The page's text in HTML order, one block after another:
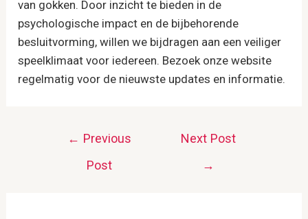
van gokken. Door inzicht te bieden in de
psychologische impact en de bijbehorende
besluitvorming, willen we bijdragen aan een veiliger
speelklimaat voor iedereen. Bezoek onze website
regelmatig voor de nieuwste updates en informatie.
← Previous
Post
Next Post
→